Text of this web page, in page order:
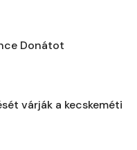
Donátot
várják a kecskeméti